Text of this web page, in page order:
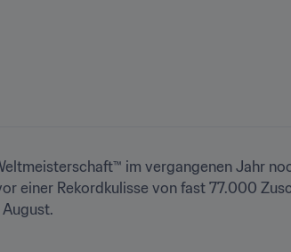
im vergangenen Jahr
einer Rekordkulisse von fast 77.000